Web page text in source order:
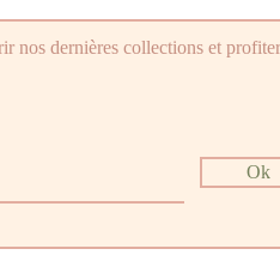
nos dernières collections et
Ok